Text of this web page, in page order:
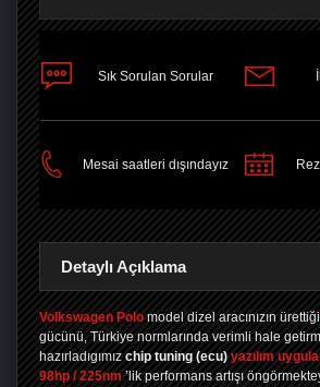
PAYLAŞ
Sık Sorulan Sorular
Mesai saatleri dışındayız
Detaylı Açıklama
Volkswagen Polo model dizel aracınızın ürettiği
gücünü, Türkiye normlarında verimli hale
hazırladıgımız chip tuning (ecu) yazılım
98hp / 225nm ’lik performans artışı